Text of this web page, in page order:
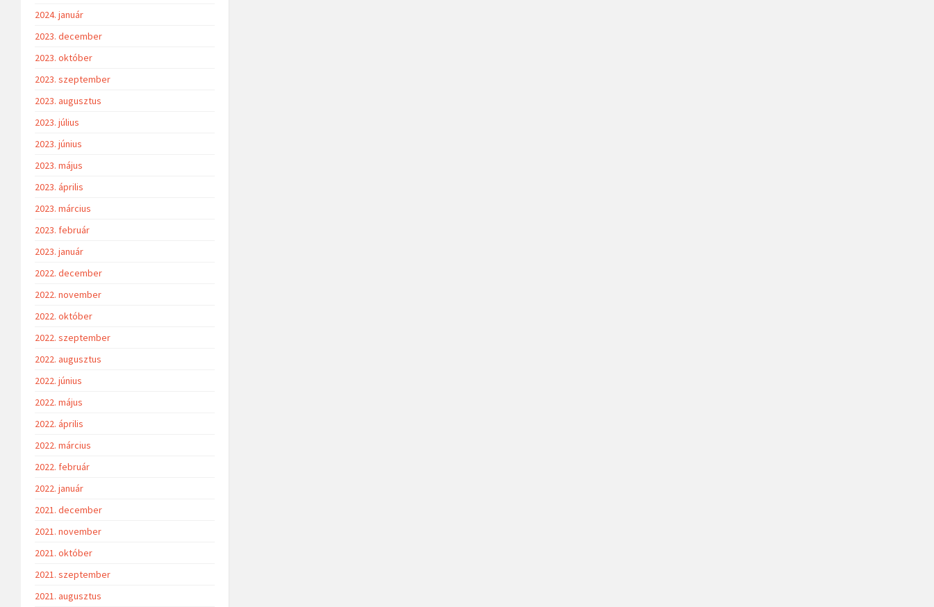
2024. január
2023. december
2023. október
2023. szeptember
2023. augusztus
2023. július
2023. június
2023. május
2023. április
2023. március
2023. február
2023. január
2022. december
2022. november
2022. október
2022. szeptember
2022. augusztus
2022. június
2022. május
2022. április
2022. március
2022. február
2022. január
2021. december
2021. november
2021. október
2021. szeptember
2021. augusztus